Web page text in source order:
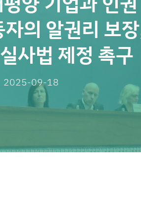
의 알권리 보
사법 제정 촉구
2025-09-18